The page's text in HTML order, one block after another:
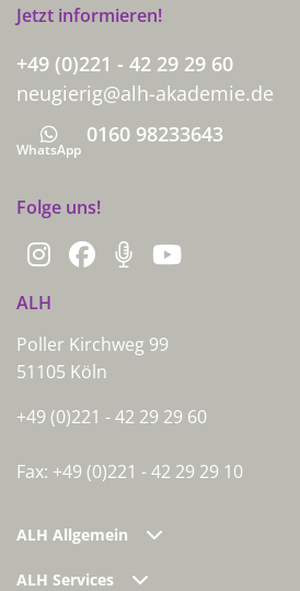
Jetzt informieren!
+49 (0)221 - 42 29 29 60
neugierig@alh-akademie.de
Whatsapp
WhatsApp
0160 98233643
Folge uns!
ALH
Poller Kirchweg 99
51105 Köln
+49 (0)221 - 42 29 29 60
Fax: +49 (0)221 - 42 29 29 10
ALH Allgemein
ALH Services